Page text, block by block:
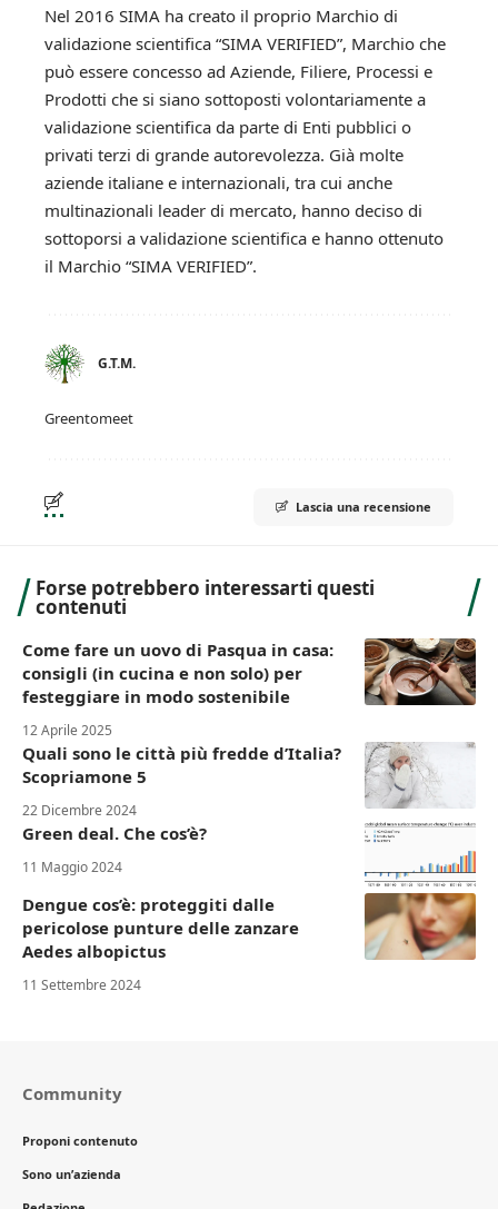
Nel 2016 SIMA ha creato il proprio Marchio di
validazione scientifica “SIMA VERIFIED”, Marchio che
può essere concesso ad Aziende, Filiere, Processi e
Prodotti che si siano sottoposti volontariamente a
validazione scientifica da parte di Enti pubblici o
privati terzi di grande autorevolezza. Già molte
aziende italiane e internazionali, tra cui anche
multinazionali leader di mercato, hanno deciso di
sottoporsi a validazione scientifica e hanno ottenuto
il Marchio “SIMA VERIFIED”.
G.T.M.
Greentomeet
Lascia una recensione
Forse potrebbero interessarti questi
contenuti
Come fare un uovo di Pasqua in casa:
consigli (in cucina e non solo) per
festeggiare in modo sostenibile
12 Aprile 2025
Quali sono le città più fredde d’Italia?
Scopriamone 5
22 Dicembre 2024
Green deal. Che cos’è?
11 Maggio 2024
Dengue cos’è: proteggiti dalle
pericolose punture delle zanzare
Aedes albopictus
11 Settembre 2024
Community
Proponi contenuto
Sono un’azienda